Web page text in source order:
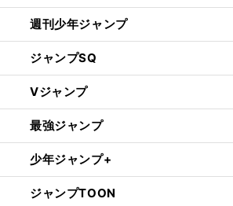
週刊少年ジャンプ
ジャンプSQ
Vジャンプ
最強ジャンプ
少年ジャンプ+
ジャンプTOON